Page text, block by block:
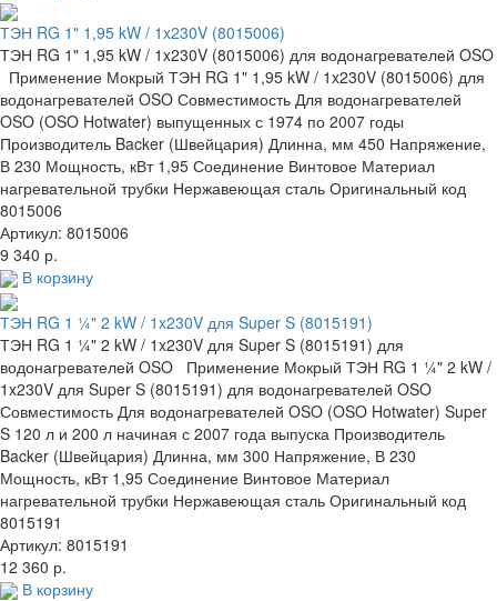
ТЭН RG 1" 1,95 kW / 1x230V (8015006)
ТЭН RG 1" 1,95 kW / 1x230V (8015006) для водонагревателей OSO
Применение Мокрый ТЭН RG 1" 1,95 kW / 1x230V (8015006) для
водонагревателей OSO Совместимость Для водонагревателей
OSO (OSO Hotwater) выпущенных с 1974 по 2007 годы
Производитель Backer (Швейцария) Длинна, мм 450 Напряжение,
В 230 Мощность, кВт 1,95 Соединение Винтовое Материал
нагревательной трубки Нержавеющая сталь Оригинальный код
8015006
Артикул: 8015006
9 340 р.
В корзину
ТЭН RG 1 ¼" 2 kW / 1x230V для Super S (8015191)
ТЭН RG 1 ¼" 2 kW / 1x230V для Super S (8015191) для
водонагревателей OSO Применение Мокрый ТЭН RG 1 ¼" 2 kW /
1x230V для Super S (8015191) для водонагревателей OSO
Совместимость Для водонагревателей OSO (OSO Hotwater) Super
S 120 л и 200 л начиная с 2007 года выпуска Производитель
Backer (Швейцария) Длинна, мм 300 Напряжение, В 230
Мощность, кВт 1,95 Соединение Винтовое Материал
нагревательной трубки Нержавеющая сталь Оригинальный код
8015191
Артикул: 8015191
12 360 р.
В корзину